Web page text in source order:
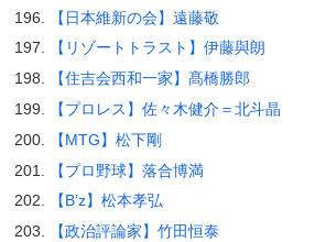
【日本維新の会】遠藤敬
【リゾートトラスト】伊藤與朗
【住吉会西和一家】髙橋勝郎
【プロレス】佐々木健介＝北斗晶
【MTG】松下剛
【プロ野球】落合博満
【B’z】松本孝弘
【政治評論家】竹田恒泰